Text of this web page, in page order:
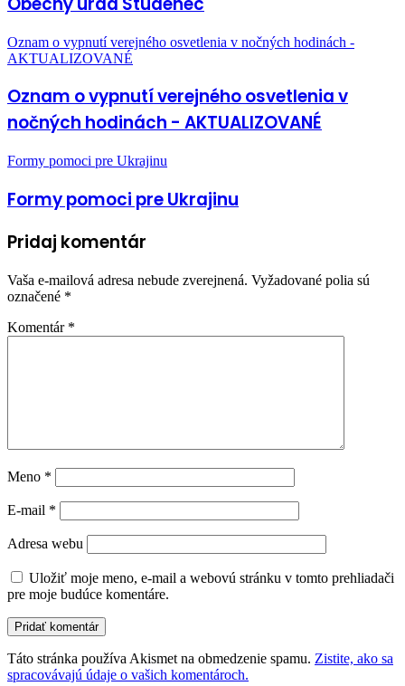
Oznam o vypnutí verejného osvetlenia v nočných hodinách -
AKTUALIZOVANÉ
Oznam o vypnutí verejného osvetlenia v
nočných hodinách - AKTUALIZOVANÉ
Formy pomoci pre Ukrajinu
Formy pomoci pre Ukrajinu
Pridaj komentár
Vaša e-mailová adresa nebude zverejnená. Vyžadované polia sú
označené *
Komentár *
Meno *
E-mail *
Adresa webu
Uložiť moje meno, e-mail a webovú stránku v tomto prehliadači
pre moje budúce komentáre.
Táto stránka používa Akismet na obmedzenie spamu. Zistite, ako sa
spracovávajú údaje o vašich komentároch.